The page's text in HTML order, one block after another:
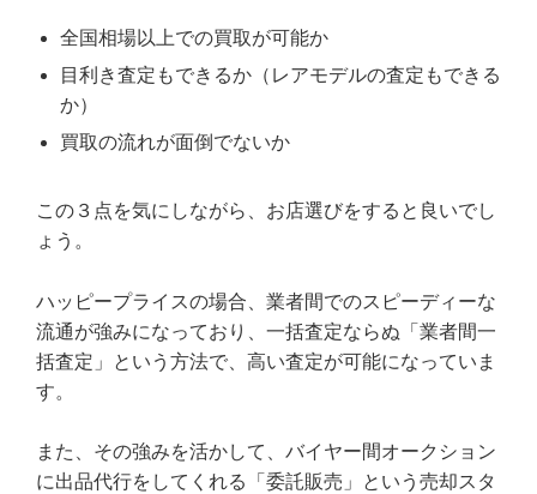
全国相場以上での買取が可能か
目利き査定もできるか（レアモデルの査定もできる
か）
買取の流れが面倒でないか
この３点を気にしながら、お店選びをすると良いでし
ょう。
ハッピープライスの場合、業者間でのスピーディーな
流通が強みになっており、一括査定ならぬ「業者間一
括査定」という方法で、高い査定が可能になっていま
す。
また、その強みを活かして、バイヤー間オークション
に出品代行をしてくれる「委託販売」という売却スタ